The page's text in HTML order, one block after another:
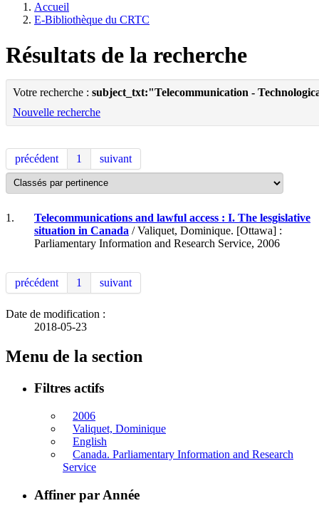
Accueil
E-Bibliothèque du CRTC
Résultats de la recherche
Votre recherche : subject_txt:"Telecommunication -
Nouvelle recherche
précédent 1 suivant
1.
Telecommunications and lawful access : I. The lesgislative
situation in Canada / Valiquet, Dominique. [Ottawa] :
Parliamentary Information and Research Service, 2006
précédent 1 suivant
Date de modification :
2018-05-23
Menu de la section
Filtres actifs
2006
Valiquet, Dominique
English
Canada. Parliamentary Information and Research
Service
Affiner par Année